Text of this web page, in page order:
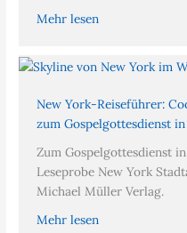
Mehr lesen
New York-Reiseführer:
zum Gospelgottesdienst
Zum Gospelgottesdienst
Leseprobe New York
Michael Müller Verlag.
Mehr lesen